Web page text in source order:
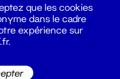
que les cookies
dans le cadre
expérience sur